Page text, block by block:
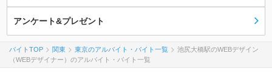
アンケート&プレゼント
バイトTOP 関東 東京のアルバイト・バイト一覧
池尻大橋駅のWEBデザイン
（WEBデザイナー）のアルバイト・バイト一覧